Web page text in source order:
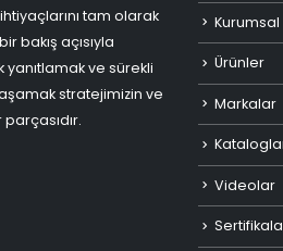
tam olarak
bakış açısıyla
ve sürekli
stratejimizin ve
Kurumsal
Ürünler
Markalar
Videolar